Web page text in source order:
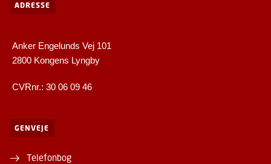
ADRESSE
Anker Engelunds Vej 101
2800 Kongens Lyngby
CVRnr.: 30 06 09 46
GENVEJE
Telefonbog